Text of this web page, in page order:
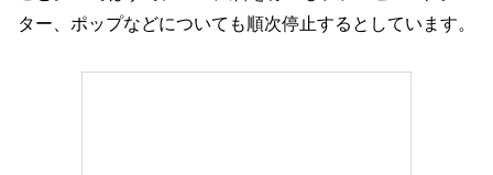
ター、ポップなどについても順次停止するとしています。